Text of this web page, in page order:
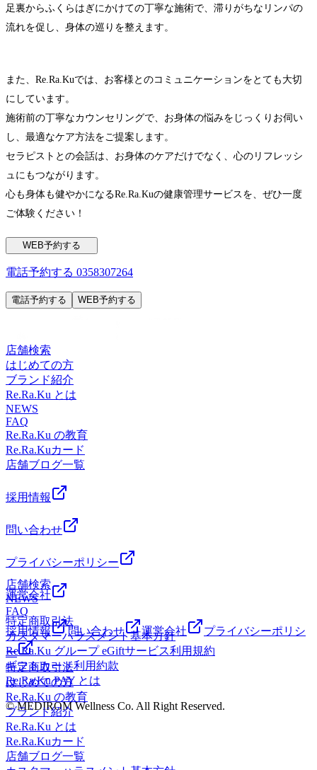
足裏からふくらはぎにかけての丁寧な施術で、滞りがちなリンパの
流れを促し、身体の巡りを整えます。
また、Re.Ra.Kuでは、お客様とのコミュニケーションをとても大切
にしています。
施術前の丁寧なカウンセリングで、お身体の悩みをじっくりお伺い
し、最適なケア方法をご提案します。
セラピストとの会話は、お身体のケアだけでなく、心のリフレッシ
ュにもつながります。
心も身体も健やかになるRe.Ra.Kuの健康管理サービスを、ぜひ一度
ご体験ください！
WEB予約する
電話予約する 0358307264
電話予約する WEB予約する
店舗検索
はじめての方
ブランド紹介
Re.Ra.Ku とは
NEWS
FAQ
Re.Ra.Ku の教育
Re.Ra.Kuカード
店舗ブログ一覧
採用情報
問い合わせ
プライバシーポリシー
運営会社
特定商取引法
カスタマーハラスメント基本方針
Re.Ra.Ku グループ eGiftサービス利用規約
ギフトカード利用約款
Re.Ra.Ku PAY とは
© MEDIROM Wellness Co. All Right Reserved.
店舗検索
NEWS
FAQ
採用情報
問い合わせ 運営会社
プライバシーポリシ
ー
特定商取引法
はじめての方
Re.Ra.Ku の教育
ブランド紹介
Re.Ra.Ku とは
Re.Ra.Kuカード
店舗ブログ一覧